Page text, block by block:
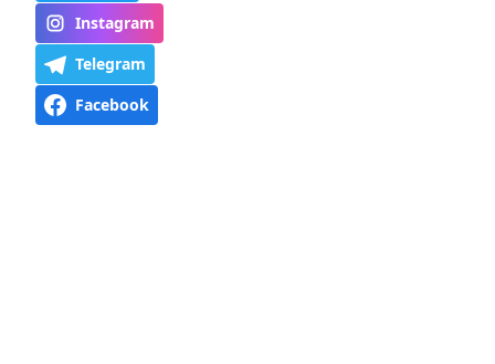
Instagram
Telegram
Facebook